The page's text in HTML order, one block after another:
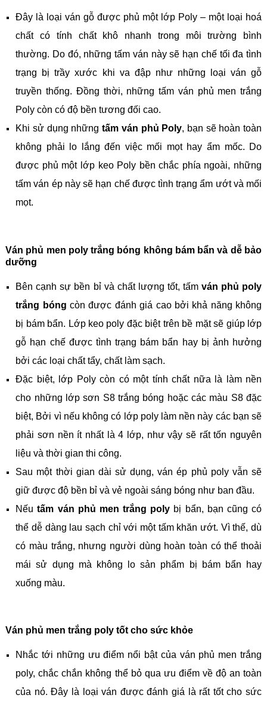
Đây là loại ván gỗ được phủ một lớp Poly – một loại hoá
chất có tính chất khô nhanh trong môi trường bình
thường. Do đó, những tấm ván này sẽ hạn chế tối đa tình
trạng bị trầy xước khi va đập như những loại ván gỗ
truyền thống. Đồng thời, những tấm ván phủ men trắng
Poly còn có độ bền tương đối cao.
Khi sử dụng nhữngtấm ván phủ Poly, bạn sẽ hoàn toàn
không phải lo lắng đến việc mối mọt hay ẩm mốc. Do
được phủ một lớp keo Poly bền chắc phía ngoài, những
tấm ván ép này sẽ hạn chế được tình trạng ẩm ướt và mối
mọt.
Ván phủ men poly trắng bóng không bám bẩn và dễ bảo
dưỡng
Bên cạnh sự bền bỉ và chất lượng tốt, tấm ván phủ poly
trắng bóng còn được đánh giá cao bởi khả năng không
bị bám bẩn. Lớp keo poly đặc biệt trên bề mặt sẽ giúp lớp
gỗ hạn chế được tình trạng bám bẩn hay bị ảnh hưởng
bởi các loại chất tẩy, chất làm sạch.
Đặc biệt, lớp Poly còn có một tính chất nữa là làm nền
cho những lớp sơn S8 trắng bóng hoặc các màu S8 đặc
biệt, Bởi vì nếu không có lớp poly làm nền này các bạn sẽ
phải sơn nền ít nhất là 4 lớp, như vậy sẽ rất tốn nguyên
liệu và thời gian thi công.
Sau một thời gian dài sử dụng, ván ép phủ poly vẫn sẽ
giữ được độ bền bỉ và vẻ ngoài sáng bóng như ban đầu.
Nếutấm ván phủ men trắng poly bị bẩn, bạn cũng có
thể dễ dàng lau sạch chỉ với một tấm khăn ướt. Vì thế, dù
có màu trắng, nhưng người dùng hoàn toàn có thể thoải
mái sử dụng mà không lo sản phẩm bị bám bẩn hay
xuống màu.
Ván phủ men trắng poly tốt cho sức khỏe
Nhắc tới những ưu điểm nổi bật của ván phủ men trắng
poly, chắc chắn không thể bỏ qua ưu điểm về độ an toàn
của nó. Đây là loại ván được đánh giá là rất tốt cho sức